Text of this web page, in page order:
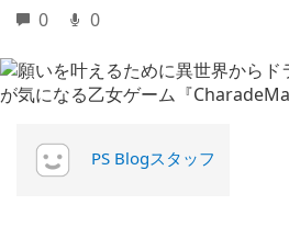
0 0
PS Blogスタッフ